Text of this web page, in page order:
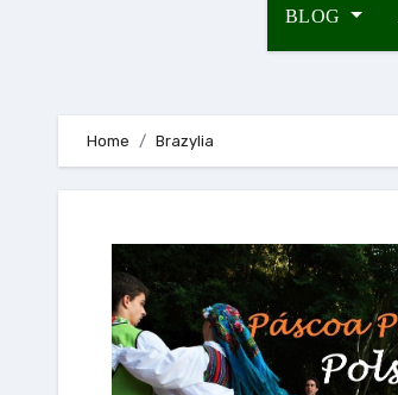
BLOG
Home Brazylia